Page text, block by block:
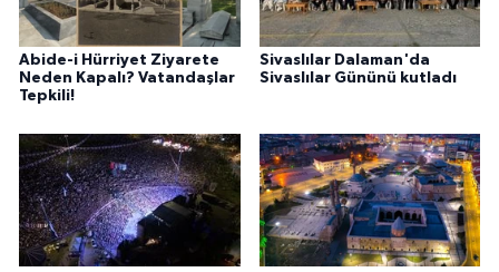
Abide-i Hürriyet Ziyarete
Neden Kapalı? Vatandaşlar
Tepkili!
Sivaslılar Dalaman'da
Sivaslılar Gününü kutladı